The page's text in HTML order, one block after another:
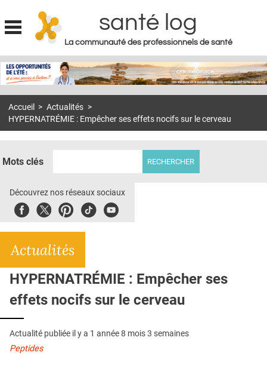
Jump to navigation
santé log
La communauté des professionnels de santé
MON COMPTE
S'ABONNER À LA REVUE SOIN À DOMICILE
DOSSIERS
E-REVUE SAD
L'APP
QUI SOMMES-NOUS ?
PUBLICITÉ
CONDITIONS GÉNÉRALES
CONTACT
Accueil > Actualités >
HYPERNATRÉMIE : Empêcher ses effets nocifs sur le cerveau
Mots clés
Découvrez nos réseaux sociaux
FacebookTwitterPinterest
TiktokYoubute
Actualités
HYPERNATRÉMIE : Empêcher ses
effets nocifs sur le cerveau
Actualité publiée il y a 1 année 8 mois 3 semaines
Peptides